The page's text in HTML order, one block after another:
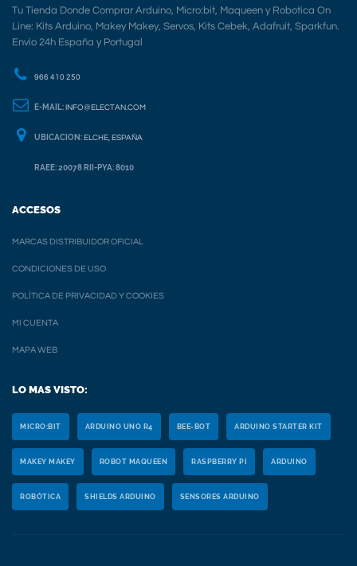
Tu Tienda Donde Comprar Arduino, Micro:bit, Maqueen y Robotica On
Line: Kits Arduino, Makey Makey, Servos, Kits Cebek, Adafruit, Sparkfun.
Envio 24h España y Portugal
966 410 250
E-MAIL: INFO@ELECTAN.COM
UBICACION: ELCHE, ESPAÑA
RAEE: 20078 RII-PYA: 8010
ACCESOS
MARCAS DISTRIBUIDOR OFICIAL
CONDICIONES DE USO
POLÍTICA DE PRIVACIDAD Y COOKIES
MI CUENTA
MAPA WEB
LO MAS VISTO:
MICRO:BIT ARDUINO UNO R4 BEE-BOT ARDUINO STARTER KIT
MAKEY MAKEY ROBOT MAQUEEN RASPBERRY PI ARDUINO
ROBÓTICA SHIELDS ARDUINO SENSORES ARDUINO